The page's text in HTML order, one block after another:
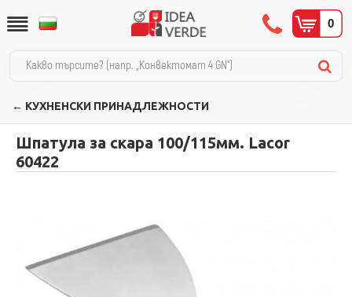
0
← КУХНЕНСКИ ПРИНАДЛЕЖНОСТИ
Шпатула за скара 100/115мм. Lacor
60422